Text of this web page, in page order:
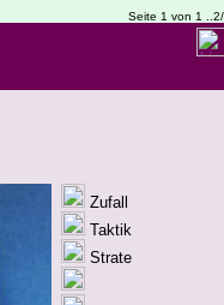
Seite 1 von 1
Zufall
Taktik
Strate